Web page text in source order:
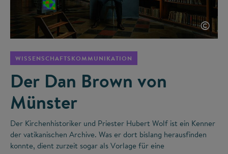
©
WISSENSCHAFTSKOMMUNIKATION
Der Dan Brown von
Münster
Der Kirchenhistoriker und Priester Hubert Wolf ist ein Kenner
der vatikanischen Archive. Was er dort bislang herausfinden
konnte, dient zurzeit sogar als Vorlage für eine